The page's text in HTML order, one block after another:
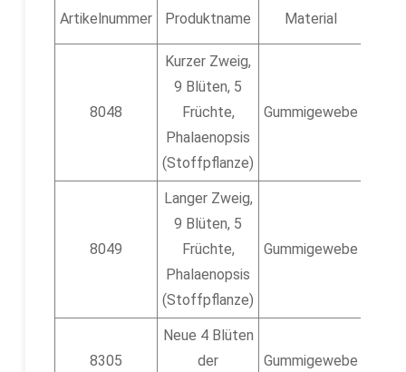
Artikelnummer Produktname Material
8048
Kurzer Zweig,
9 Blüten, 5
Früchte,
Phalaenopsis
(Stoffpflanze)
Gummigewebe
8049
Langer Zweig,
9 Blüten, 5
Früchte,
Phalaenopsis
(Stoffpflanze)
Gummigewebe
8305
Neue 4 Blüten
der
Gummigewebe